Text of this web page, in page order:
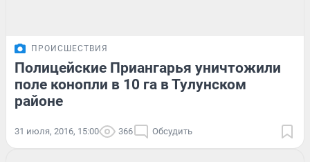
ПРОИСШЕСТВИЯ
Полицейские Приангарья уничтожили
поле конопли в 10 га в Тулунском
районе
31 июля, 2016, 15:00 366 Обсудить